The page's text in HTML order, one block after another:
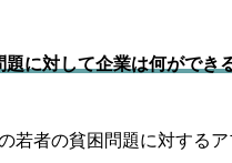
題に対して企業は何ができ
若者の貧困問題に対する